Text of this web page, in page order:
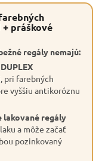
práškové
regály nemajú:
pri farebných
vyššiu antikoróznu
lakované regály
a môže začať
pozinkovaný